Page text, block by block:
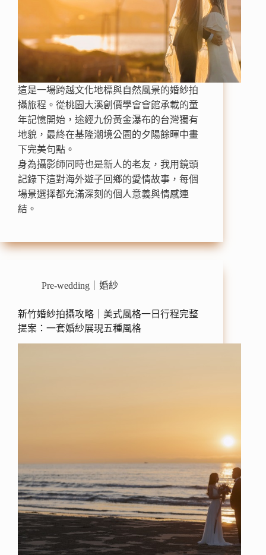
這是一場跨越文化地標與自然風景的婚紗拍
攝旅程。從桃園大溪創價學會會館承載的童
年記憶開始，途經九份黃金瀑布的台灣獨有
地貌，最終在基隆潮境公園的夕陽餘暉中畫
下完美句點。
身為攝影師同時也是新人的老友，我用鏡頭
記錄下這對海外遊子回鄉的愛情故事，每個
場景選擇都充滿深刻的個人意義與情感連
結。
Pre-wedding｜婚紗
新竹婚紗拍攝攻略｜美式風格一日行程完整
提案：一套婚紗展現五種風格